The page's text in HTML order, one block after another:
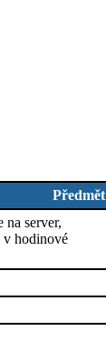
Předmět
na server,
v hodinové